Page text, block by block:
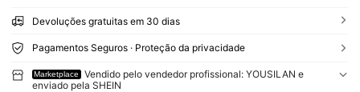
Devoluções gratuitas em 30 dias
Pagamentos Seguros · Proteção da privacidade
Marketplace
Vendido pelo vendedor profissional: YOUSILAN e
enviado pela SHEIN